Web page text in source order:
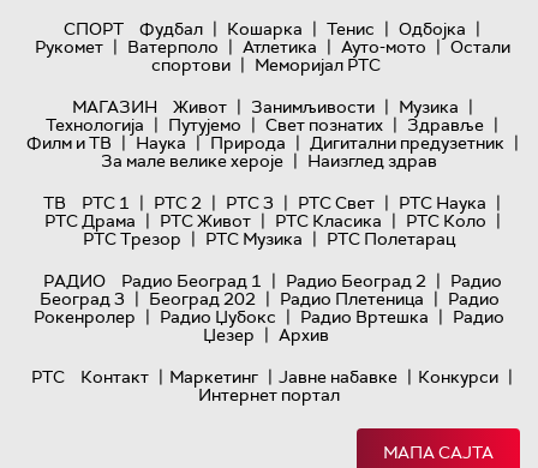
СПОРТ
Фудбал | Кошарка | Тенис | Одбојка |
Рукомет | Ватерполо | Атлетика | Ауто-мото | Остали
спортови | Меморијал РТС
МАГАЗИН
Живот | Занимљивости | Музика |
Технологијa | Путујемо | Свет познатих | Здравље |
Филм и ТВ | Наука | Природа | Дигитални предузетник |
За мале велике хероје | Наизглед здрав
ТВ
РТС 1 | РТС 2 | РТС 3 | РТС Свет | РТС Наука |
РТС Драма | РТС Живот | РТС Класика | РТС Коло |
РТС Трезор | РТС Музика | РТС Полетарац
РАДИО
Радио Београд 1 | Радио Београд 2 | Радио
Београд 3 | Београд 202 | Радио Плетеница | Радио
Рокенролер | Радио Џубокс | Радио Вртешка | Радио
Џезер | Архив
РТС
Контакт | Маркетинг | Јавне набавке | Конкурси |
Интернет портал
МАПА САЈТА